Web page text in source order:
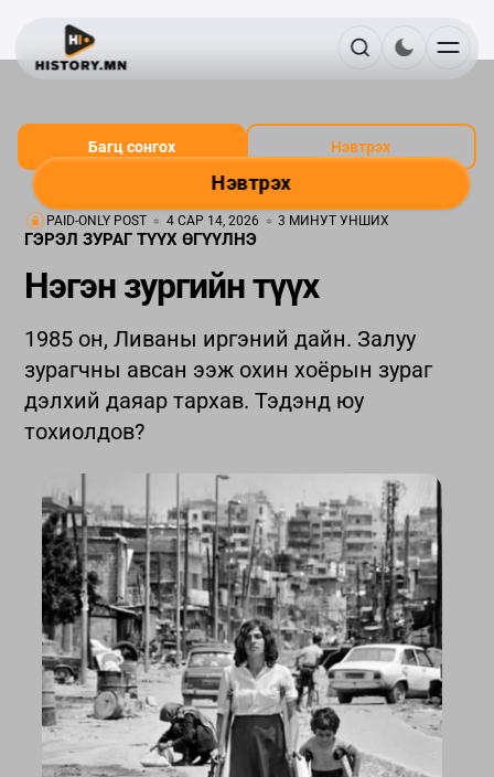
Нэвтрэх
Багц сонгох Нэвтрэх
PAID-ONLY POST 4 САР 14, 2026 3 МИНУТ УНШИХ
ГЭРЭЛ ЗУРАГ ТҮҮХ ӨГҮҮЛНЭ
Нэгэн зургийн түүх
1985 он, Ливаны иргэний дайн. Залуу
зурагчны авсан ээж охин хоёрын зураг
дэлхий даяар тархав. Тэдэнд юу
тохиолдов?